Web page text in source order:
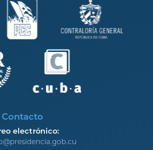
Contacto
electrónico: